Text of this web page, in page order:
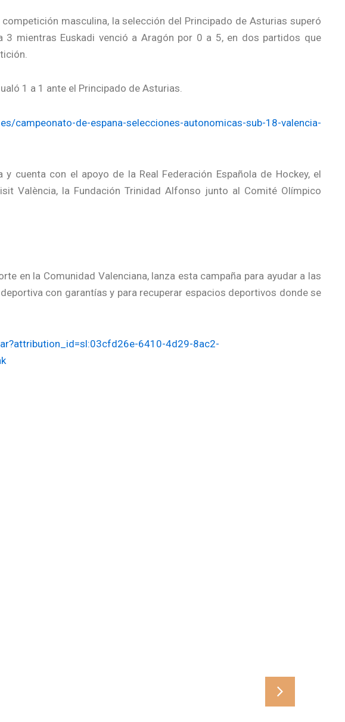
masculina, la selección del Principado de Asturias superó
3 mientras Euskadi venció a Aragón por 0 a 5, en dos partidos que
1 a 1 ante el Principado de Asturias.
campeonato-de-espana-selecciones-autonomicas-sub-18-valencia-
cuenta con el apoyo de la Real Federación Española de Hockey, el
València, la Fundación Trinidad Alfonso junto al Comité Olímpico
en la Comunidad Valenciana, lanza esta campaña para ayudar a las
con garantías y para recuperar espacios deportivos donde se
6410-4d29-8ac2-